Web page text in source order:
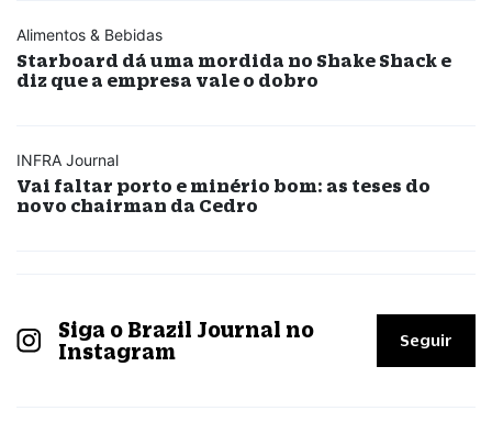
Alimentos & Bebidas
Starboard dá uma mordida no Shake Shack e
diz que a empresa vale o dobro
INFRA Journal
Vai faltar porto e minério bom: as teses do
novo chairman da Cedro
Siga o Brazil Journal no
Instagram
Seguir